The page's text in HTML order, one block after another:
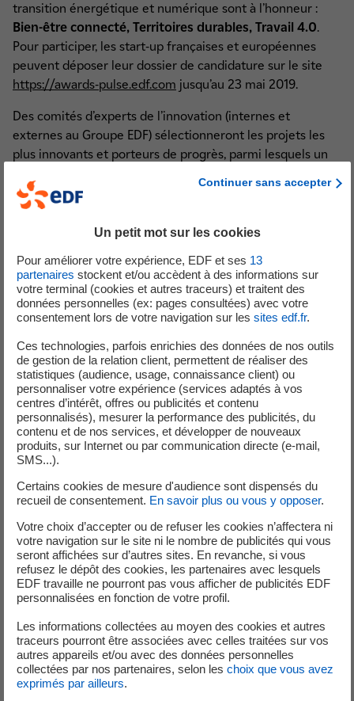
transition énergétique et numérique sont à l’honneur :
Bien-être connecté, Territoires durables, Travail 4.0.
Pour participer, les start-up françaises et européennes
peuvent déposer leur dossier de candidature sur le site
https://awards-pulse.edf.com jusqu’au 23 mai 2019.
Des comités d’experts de l’innovation (internes et
externes au Groupe EDF) sélectionneront les projets les
plus innovants et porteurs de progrès, parmi lesquels un
recherche, de l’entreprise et des médias, qui décernera 3
Prix (1er
sera décerné par le public, à l’issue d’une campagne de
communication ainsi qu’une dotation financière (de 30k€
à 100k€ pour les Prix du Jury, 50k€ pour le Prix du Public)
Jusqu’à 3 mentions spéciales pourront également être
attribuées par le Jury, à des projets finalistes se
distinguant plus particulièrement par leur impact sociétal
ou environnemental. Ils bénéficieront, eux aussi, d’une
campagne de communication au service de leur
développement. Les lauréats seront désignés à l’automne
2019.
Pour la quatrième édition du salon Vivatechnology, EDF est
partenaire de l’Espace Discovery et du Robot Park.
De nombreuses start-up y témoigneront de leur expérience des
Prix start-up EDF Pulse, aux côtés de l’équipe organisatrice de
l’édition 2019.
Le règlement des Prix start-up EDF Pulse est à retrouver
www.edf.fr/pulse/prix-start-up
Continuer sans accepter
Un petit mot sur les cookies
Pour améliorer votre expérience, EDF et ses 13
partenaires stockent et/ou accèdent à des informations sur
votre terminal (cookies et autres traceurs) et traitent des
données personnelles (ex: pages consultées) avec votre
consentement lors de votre navigation sur les sites edf.fr.
Ces technologies, parfois enrichies des données de nos outils
de gestion de la relation client, permettent de réaliser des
statistiques (audience, usage, connaissance client) ou
personnaliser votre expérience (services adaptés à vos
centres d’intérêt, offres ou publicités et contenu
personnalisés), mesurer la performance des publicités, du
contenu et de nos services, et développer de nouveaux
produits, sur Internet ou par communication directe (e-mail,
SMS...).
Certains cookies de mesure d'audience sont dispensés du
recueil de consentement. En savoir plus ou vous y opposer.
Votre choix d’accepter ou de refuser les cookies n’affectera ni
votre navigation sur le site ni le nombre de publicités qui vous
seront affichées sur d’autres sites. En revanche, si vous
refusez le dépôt des cookies, les partenaires avec lesquels
EDF travaille ne pourront pas vous afficher de publicités EDF
personnalisées en fonction de votre profil.
Les informations collectées au moyen des cookies et autres
traceurs pourront être associées avec celles traitées sur vos
autres appareils et/ou avec des données personnelles
collectées par nos partenaires, selon les choix que vous avez
exprimés par ailleurs.